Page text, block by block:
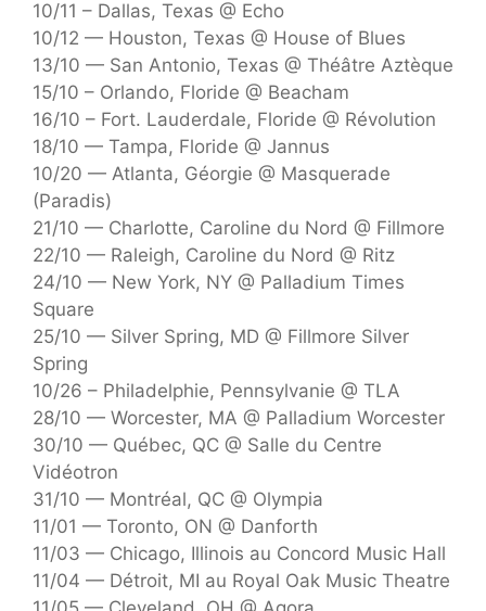
10/11 – Dallas, Texas @ Echo
10/12 — Houston, Texas @ House of Blues
13/10 — San Antonio, Texas @ Théâtre Aztèque
15/10 – Orlando, Floride @ Beacham
16/10 – Fort. Lauderdale, Floride @ Révolution
18/10 — Tampa, Floride @ Jannus
10/20 — Atlanta, Géorgie @ Masquerade
(Paradis)
21/10 — Charlotte, Caroline du Nord @ Fillmore
22/10 — Raleigh, Caroline du Nord @ Ritz
24/10 — New York, NY @ Palladium Times
Square
25/10 — Silver Spring, MD @ Fillmore Silver
Spring
10/26 – Philadelphie, Pennsylvanie @ TLA
28/10 — Worcester, MA @ Palladium Worcester
30/10 — Québec, QC @ Salle du Centre
Vidéotron
31/10 — Montréal, QC @ Olympia
11/01 — Toronto, ON @ Danforth
11/03 — Chicago, Illinois au Concord Music Hall
11/04 — Détroit, MI au Royal Oak Music Theatre